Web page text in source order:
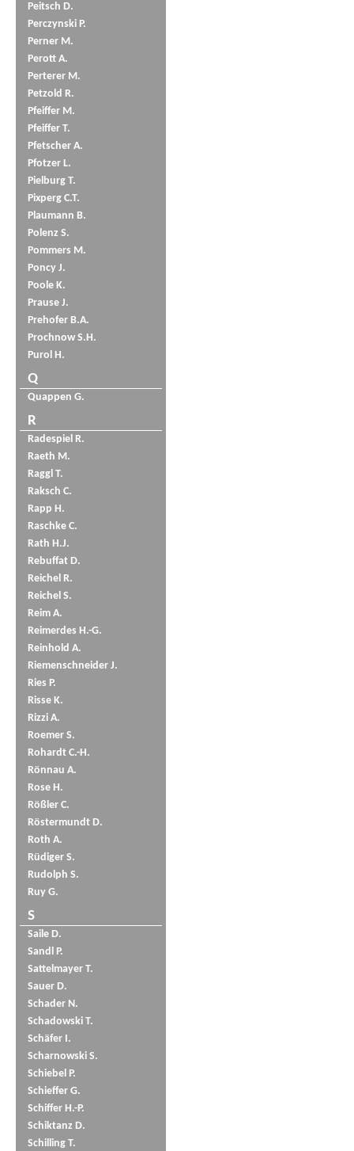
Peitsch D.
Perczynski P.
Perner M.
Perott A.
Perterer M.
Petzold R.
Pfeiffer M.
Pfeiffer T.
Pfetscher A.
Pfotzer L.
Pielburg T.
Pixperg C.T.
Plaumann B.
Polenz S.
Pommers M.
Poncy J.
Poole K.
Prause J.
Prehofer B.A.
Prochnow S.H.
Purol H.
Q
Quappen G.
R
Radespiel R.
Raeth M.
Raggl T.
Raksch C.
Rapp H.
Raschke C.
Rath H.J.
Rebuffat D.
Reichel R.
Reichel S.
Reim A.
Reimerdes H.-G.
Reinhold A.
Riemenschneider J.
Ries P.
Risse K.
Rizzi A.
Roemer S.
Rohardt C.-H.
Rönnau A.
Rose H.
Rößler C.
Röstermundt D.
Roth A.
Rüdiger S.
Rudolph S.
Ruy G.
S
Saile D.
Sandl P.
Sattelmayer T.
Sauer D.
Schader N.
Schadowski T.
Schäfer I.
Scharnowski S.
Schiebel P.
Schieffer G.
Schiffer H.-P.
Schiktanz D.
Schilling T.